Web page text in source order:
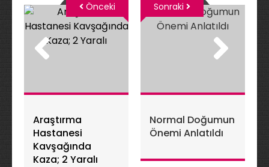
Araştırma
Hastanesi
Kavşağında
Kaza; 2 Yaralı
Önceki
Normal Doğumun
Önemi Anlatıldı
Sonraki